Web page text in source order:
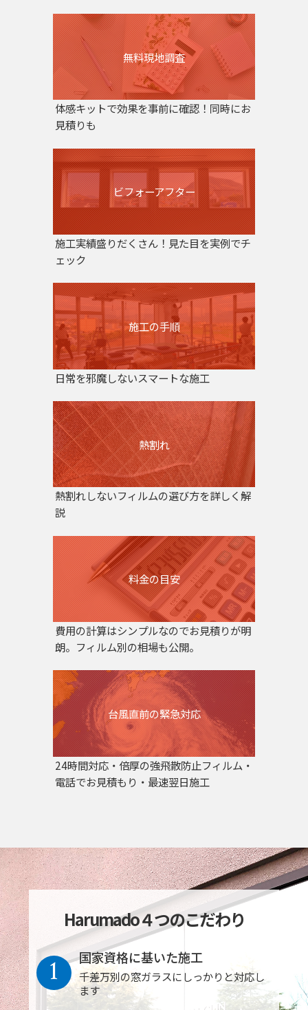
無料現地調査
体感キットで効果を事前に確認！同時にお
見積りも
ビフォーアフター
施工実績盛りだくさん！見た目を実例でチ
ェック
施工の手順
日常を邪魔しないスマートな施工
熱割れ
熱割れしないフィルムの選び方を詳しく解
説
料金の目安
費用の計算はシンプルなのでお見積りが明
朗。フィルム別の相場も公開。
台風直前の緊急対応
24時間対応・倍厚の強飛散防止フィルム・
電話でお見積もり・最速翌日施工
Harumado４つのこだわり
国家資格に基いた施工
千差万別の窓ガラスにしっかりと対応し
ます
1